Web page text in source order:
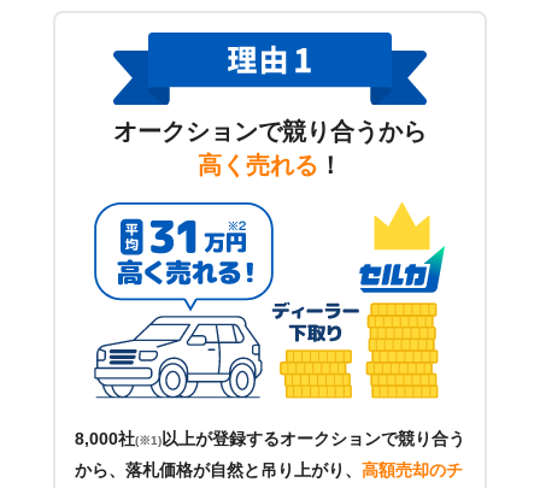
オークションで競り合うから
高く売れる ！
8,000社(※1) 以上が登録するオークションで競り合う
から、落札価格が自然と吊り上がり、 高額売却のチ